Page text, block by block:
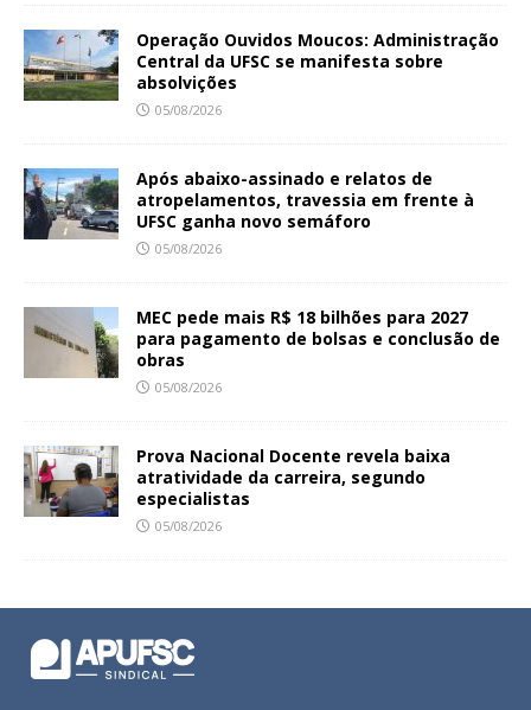
Operação Ouvidos Moucos: Administração
Central da UFSC se manifesta sobre
absolvições
05/08/2026
Após abaixo-assinado e relatos de
atropelamentos, travessia em frente à
UFSC ganha novo semáforo
05/08/2026
MEC pede mais R$ 18 bilhões para 2027
para pagamento de bolsas e conclusão de
obras
05/08/2026
Prova Nacional Docente revela baixa
atratividade da carreira, segundo
especialistas
05/08/2026